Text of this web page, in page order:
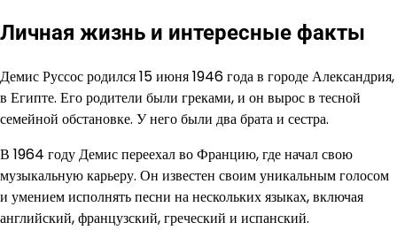
Личная жизнь и интересные факты
Демис Руссос родился 15 июня 1946 года в городе Александрия,
в Египте. Его родители были греками, и он вырос в тесной
семейной обстановке. У него были два брата и сестра.
В 1964 году Демис переехал во Францию, где начал свою
музыкальную карьеру. Он известен своим уникальным голосом
и умением исполнять песни на нескольких языках, включая
английский, французский, греческий и испанский.